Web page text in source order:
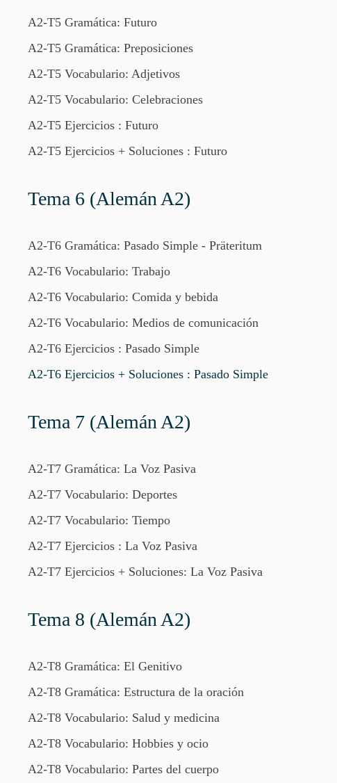
A2-T5 Gramática: Futuro
A2-T5 Gramática: Preposiciones
A2-T5 Vocabulario: Adjetivos
A2-T5 Vocabulario: Celebraciones
A2-T5 Ejercicios : Futuro
A2-T5 Ejercicios + Soluciones : Futuro
Tema 6 (Alemán A2)
A2-T6 Gramática: Pasado Simple - Präteritum
A2-T6 Vocabulario: Trabajo
A2-T6 Vocabulario: Comida y bebida
A2-T6 Vocabulario: Medios de comunicación
A2-T6 Ejercicios : Pasado Simple
A2-T6 Ejercicios + Soluciones : Pasado Simple
Tema 7 (Alemán A2)
A2-T7 Gramática: La Voz Pasiva
A2-T7 Vocabulario: Deportes
A2-T7 Vocabulario: Tiempo
A2-T7 Ejercicios : La Voz Pasiva
A2-T7 Ejercicios + Soluciones: La Voz Pasiva
Tema 8 (Alemán A2)
A2-T8 Gramática: El Genitivo
A2-T8 Gramática: Estructura de la oración
A2-T8 Vocabulario: Salud y medicina
A2-T8 Vocabulario: Hobbies y ocio
A2-T8 Vocabulario: Partes del cuerpo